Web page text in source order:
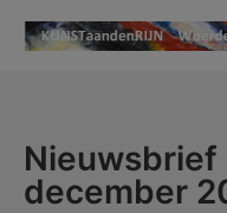
naar
Nieuwsbrief
december